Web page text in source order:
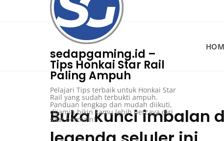
sedapgaming.id –
Tips Honkai Star Rail
Paling Ampuh
Pelajari Tips terbaik untuk Honkai Star
Rail yang sudah terbukti ampuh.
Panduan lengkap dan mudah diikuti,
dijamin bikin kamu lebih percaya diri
saat bermain!
Buka kunci imbalan